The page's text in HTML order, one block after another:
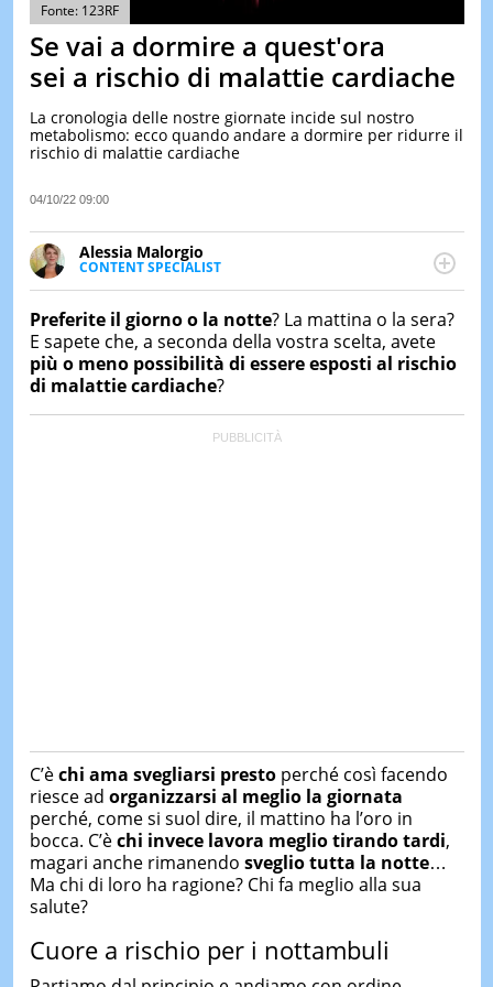
TEST
&
LE
LE
DI
IERI
Fonte: 123RF
Se vai a dormire a quest'ora
sei a rischio di malattie cardiache
La cronologia delle nostre giornate incide sul nostro
metabolismo: ecco quando andare a dormire per ridurre il
rischio di malattie cardiache
04/10/22 09:00
Alessia Malorgio
CONTENT SPECIALIST
Ha conseguito un Master in Marketing Management
occupa della creazione di contenuti in ottica SEO e
dello sviluppo di strategie marketing attraverso
canali digitali.
Preferite il giorno o la notte? La mattina o la sera?
E sapete che, a seconda della vostra scelta, avete
più o meno possibilità di essere esposti al rischio
di malattie cardiache?
C’èchi ama svegliarsi prestoperché così facendo
riesce ad organizzarsi al meglio la giornata
perché, come si suol dire, il mattino ha l’oro in
bocca. C’èchi invece lavora meglio tirando tardi,
magari anche rimanendo sveglio tutta la notte…
Ma chi di loro ha ragione? Chi fa meglio alla sua
salute?
Cuore a rischio per i nottambuli